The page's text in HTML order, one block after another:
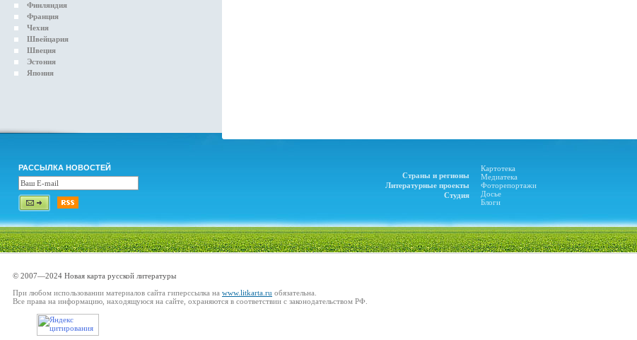
Финляндия
Франция
Чехия
Швейцария
Швеция
Эстония
Япония
РАССЫЛКА НОВОСТЕЙ
Страны и регионы
Литературные проекты
Студия
Картотека
Медиатека
Фоторепортажи
Досье
Блоги
© 2007—2024 Новая карта русской литературы
При любом использовании материалов сайта гиперссылка на www.litkarta.ru обязательна.
Все права на информацию, находящуюся на сайте, охраняются в соответствии с законодательством РФ.